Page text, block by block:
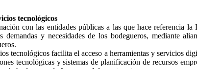
tecnológicos
con las entidades públicas a las que hace referencia
demandas y necesidades de los bodegueros, mediante
tecnológicos facilita el acceso a herramientas y servicios
tecnológicas y sistemas de planificación de recursos